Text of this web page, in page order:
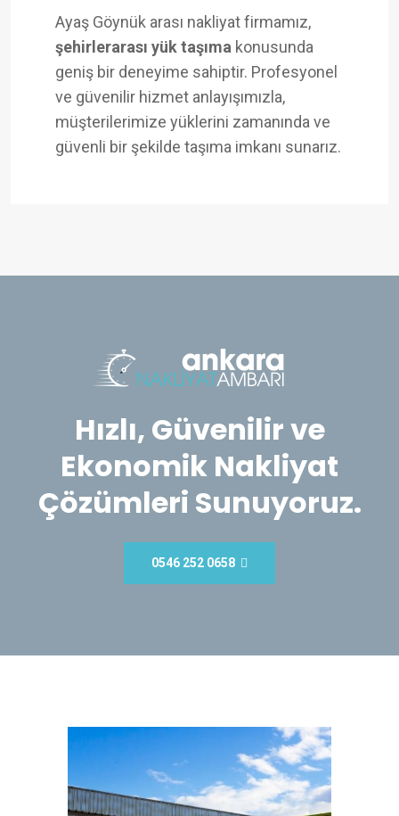
Ayaş Göynük arası nakliyat firmamız,
şehirlerarası yük taşıma konusunda
geniş bir deneyime sahiptir. Profesyonel
ve güvenilir hizmet anlayışımızla,
müşterilerimize yüklerini zamanında ve
güvenli bir şekilde taşıma imkanı sunarız.
Hızlı, Güvenilir ve
Ekonomik Nakliyat
Çözümleri Sunuyoruz.
0546 252 0658